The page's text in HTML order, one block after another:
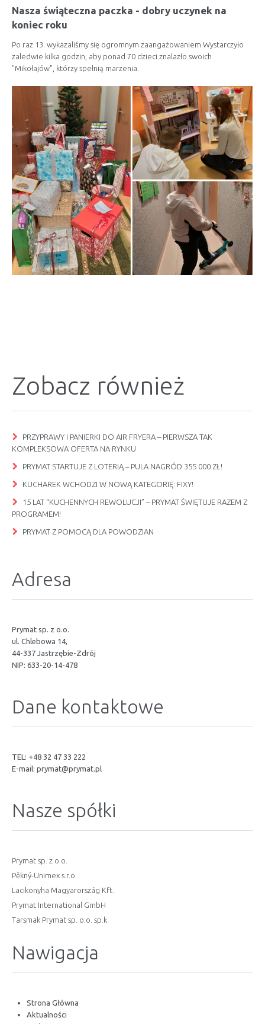
Nasza świąteczna paczka - dobry uczynek na
koniec roku
Po raz 13. wykazaliśmy się ogromnym zaangażowaniem Wystarczyło
zaledwie kilka godzin, aby ponad 70 dzieci znalazło swoich
"Mikołajów", którzy spełnią marzenia.
Zobacz również
PRZYPRAWY I PANIERKI DO AIR FRYERA – PIERWSZA TAK
KOMPLEKSOWA OFERTA NA RYNKU
PRYMAT STARTUJE Z LOTERIĄ – PULA NAGRÓD 355 000 ZŁ!
KUCHAREK WCHODZI W NOWĄ KATEGORIĘ: FIXY!
15 LAT “KUCHENNYCH REWOLUCJI” – PRYMAT ŚWIĘTUJE RAZEM Z
PROGRAMEM!
PRYMAT Z POMOCĄ DLA POWODZIAN
Adresa
Prymat sp. z o.o.
ul. Chlebowa 14,
44-337 Jastrzębie-Zdrój
NIP: 633-20-14-478
Dane kontaktowe
TEL: +48 32 47 33 222
E-mail: prymat@prymat.pl
Nasze spółki
Prymat sp. z o.o.
Pěkný-Unimex s.r.o.
Lacikonyha Magyarország Kft.
Prymat International GmbH
Tarsmak Prymat sp. o.o. sp.k.
Nawigacja
Strona Główna
Aktualności